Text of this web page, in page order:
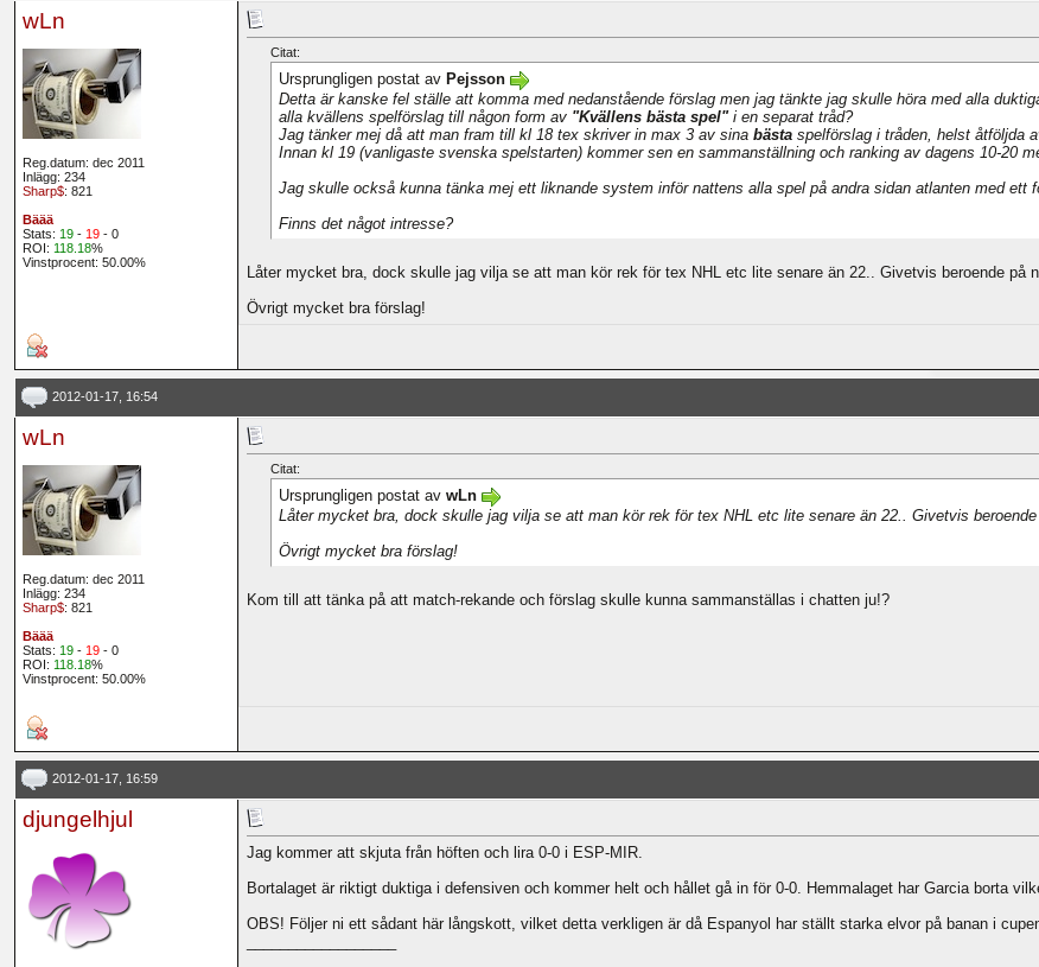
wLn
Reg.datum: dec 2011
Inlägg: 234
Sharp$: 821
Bäää
Stats: 19- 19- 0
ROI: 118.18%
Vinstprocent: 50.00%
Citat:
Ursprungligen postat av Pejsson
Detta är kanske fel ställe att komma med nedanstående förslag men jag tänkte jag skulle höra med alla
alla kvällens spelförslag till någon form av "Kvällens bästa spel"i en separat tråd?
Jag tänker mej då att man fram till kl 18 tex skriver in max 3 av sina bästaspelförslag i tråden, helst åtföljda
Innan kl 19 (vanligaste svenska spelstarten) kommer sen en sammanställning och ranking av dagens 10-20
Jag skulle också kunna tänka mej ett liknande system inför nattens alla spel på andra sidan atlanten med ett
Finns det något intresse?
Låter mycket bra, dock skulle jag vilja se att man kör rek för tex NHL etc lite senare än 22.. Givetvis beroende på
Övrigt mycket bra förslag!
2012-01-17, 16:54
wLn
Reg.datum: dec 2011
Inlägg: 234
Sharp$: 821
Bäää
Stats: 19- 19- 0
ROI: 118.18%
Vinstprocent: 50.00%
Citat:
Ursprungligen postat av wLn
Låter mycket bra, dock skulle jag vilja se att man kör rek för tex NHL etc lite senare än 22.. Givetvis
Övrigt mycket bra förslag!
Kom till att tänka på att match-rekande och förslag skulle kunna sammanställas i chatten ju!?
2012-01-17, 16:59
djungelhjul
Jag kommer att skjuta från höften och lira 0-0 i ESP-MIR.
Bortalaget är riktigt duktiga i defensiven och kommer helt och hållet gå in för 0-0. Hemmalaget har Garcia borta
OBS! Följer ni ett sådant här långskott, vilket detta verkligen är då Espanyol har ställt starka elvor på banan i